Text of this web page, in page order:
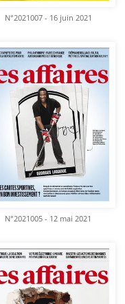
N°2021007 - 16 juin 2021
N°2021005 - 12 mai 2021